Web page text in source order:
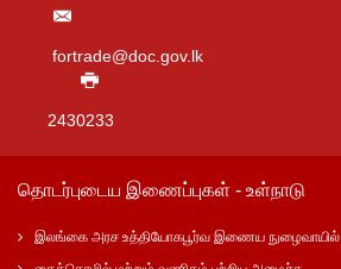
fortrade@doc.gov.lk
2430233
தொடர்புடைய இணைப்புகள் - உள்நாடு
இலங்கை அரச உத்தியோகபூர்வ இணைய நுழைவாயில்